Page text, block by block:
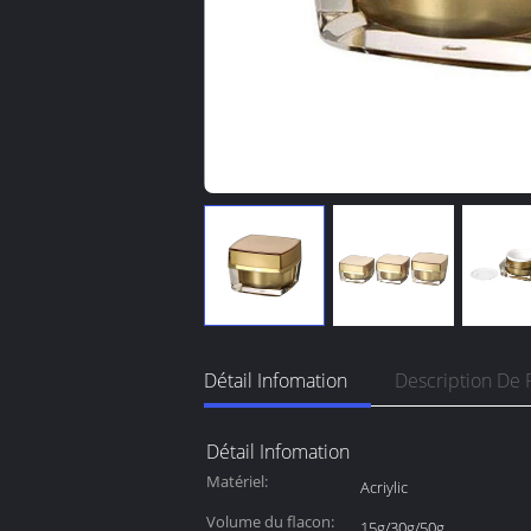
Détail Infomation Description De
Détail Infomation
Matériel: Acriylic
Volume du flacon: